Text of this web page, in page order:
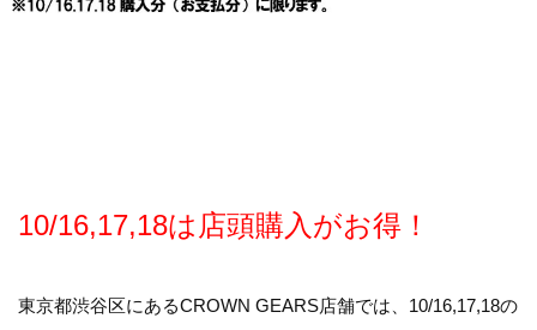
10/16,17,18は店頭購入がお得！
東京都渋谷区にあるCROWN GEARS店舗では、10/16,17,18の